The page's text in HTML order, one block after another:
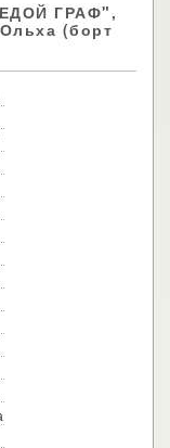
ГРАФ",
(борт